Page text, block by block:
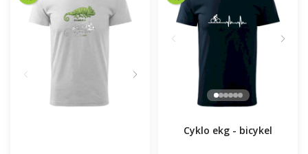
Cyklo ekg - bicykel